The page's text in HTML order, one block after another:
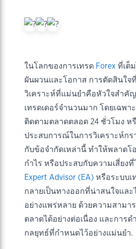
ในโลกของการเทรด Forex ที่เต็
ผันผวนและโอกาส การตัดสินใจ
วิเคราะห์ที่แม่นยำคือหัวใจสำคั
เทรดเดอร์จำนวนมาก โดยเฉพา
ติดตามตลาดตลอด 24 ชั่วโมง ห
ประสบการณ์ในการวิเคราะห์กร
กับข้อจำกัดเหล่านี้ ทำให้พลาดโ
กำไร หรือประสบกับความเสี่ยง
Expert Advisor (EA) หรือระบบเ
กลายเป็นทางออกที่น่าสนใจแล
อย่างแพร่หลาย ด้วยความสามา
ตลาดได้อย่างต่อเนื่อง และการด
กลยุทธ์ที่กำหนดไว้อย่างแม่นยำ.